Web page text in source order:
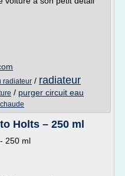
radiateur / radiateur
/ purger circuit eau
Holts – 250 ml
250 ml